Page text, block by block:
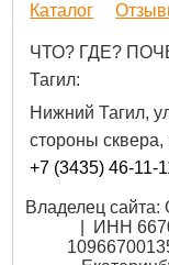
Каталог
ЧТО? ГДЕ?
Тагил:
Нижний Тагил,
стороны
+7 (3435) 46-11-
Владелец
| ИНН